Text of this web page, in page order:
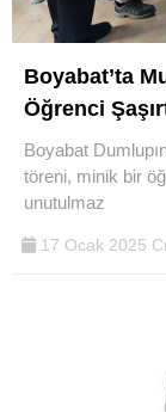
Boyabat’ta
Öğrenci
Boyabat
töreni, minik bir
unutulmaz
17 Ocak 2025